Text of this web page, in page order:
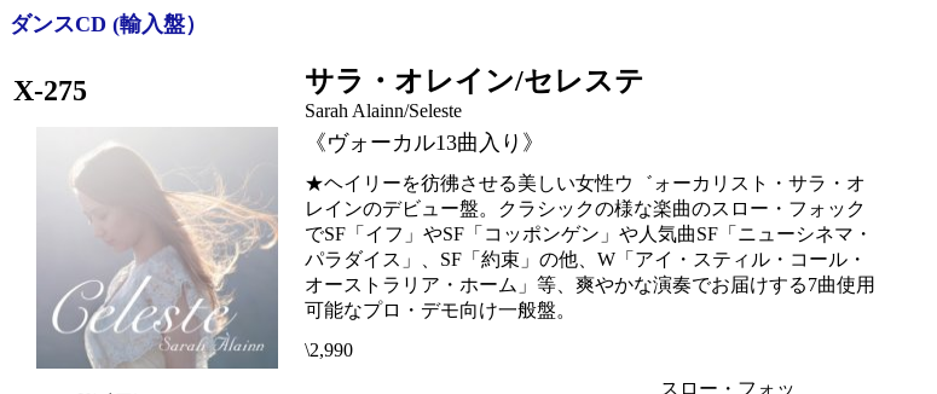
ダンスCD (輸入盤）
X-275 サラ・オレイン/セレステ
Sarah Alainn/Seleste
《ヴォーカル13曲入り》
★ヘイリーを彷彿させる美しい女性ウ゛ォーカリスト・サラ・オ
レインのデビュー盤。クラシックの様な楽曲のスロー・フォック
でSF「イフ」やSF「コッポンゲン」や人気曲SF「ニューシネマ・
パラダイス」、SF「約束」の他、W「アイ・スティル・コール・
オーストラリア・ホーム」等、爽やかな演奏でお届けする7曲使用
可能なプロ・デモ向け一般盤。
\2,990
スロー・フォッ